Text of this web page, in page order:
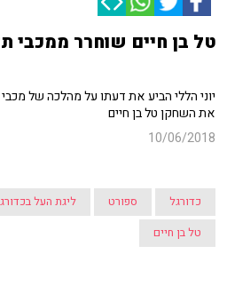
טל בן חיים שוחרר ממכבי
יוני הללי הביע את דעתו על מהלכה של
את השחקן טל בן חיים
10/06/2018
כדורגל ספורט ליגת העל
טל בן חיים